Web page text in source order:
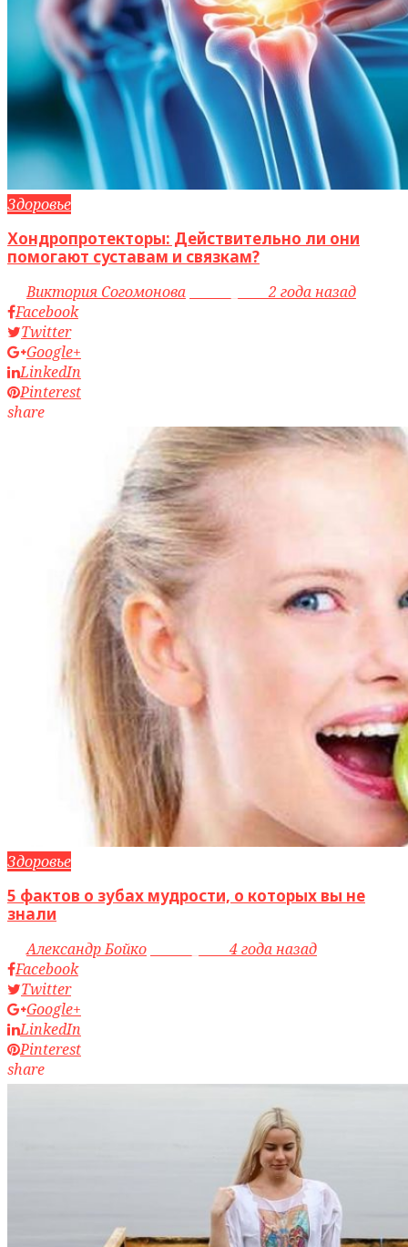
Здоровье
Хондропротекторы: Действительно ли они
помогают суставам и связкам?
byВиктория Согомонова access_time2 года назад
Facebook
Twitter
Google+
LinkedIn
Pinterest
share
Здоровье
5 фактов о зубах мудрости, о которых вы не
знали
byАлександр Бойко
4 года назад
Facebook
Twitter
Google+
LinkedIn
Pinterest
share